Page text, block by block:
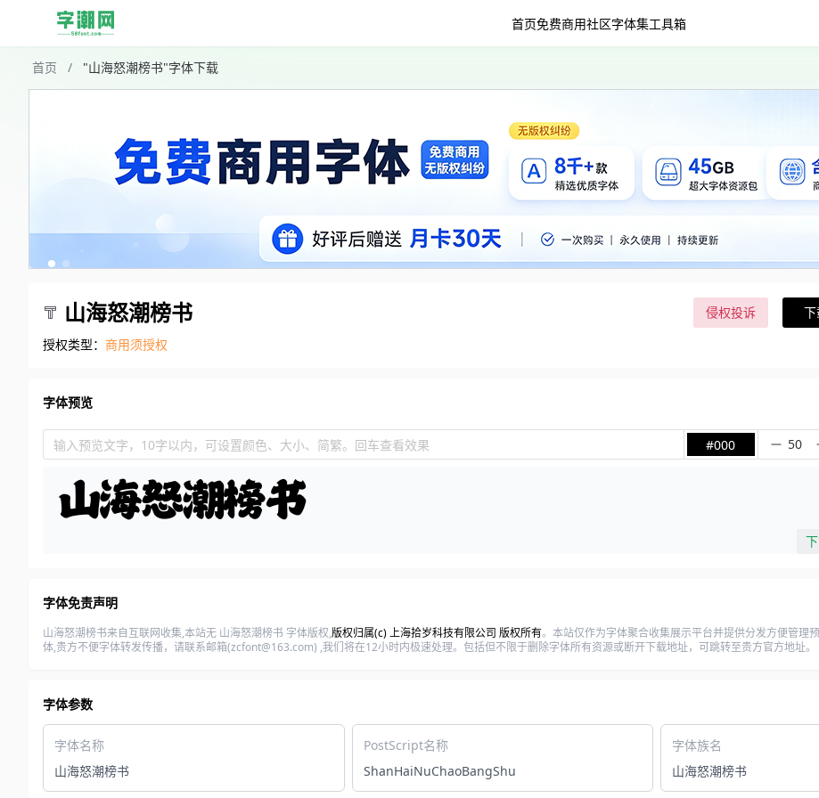
首页免费商用社区字体集工具箱
首页 / "山海怒潮榜书"字体下载
山海怒潮榜书 侵权投诉
下
授权类型： 商用须授权
字体预览
输入预览文字，10字以内，可设置颜色、大小、简繁。回车查看效果 #000
字体免责声明
山海怒潮榜书来自互联网收集,本站无 山海怒潮榜书 字体版权,版权归属(c) 上海拾岁科技有限公司 版权所有。本站仅作为字体聚合收集展示平台并提供分发方便管理
体,贵方不便字体转发传播，请联系邮箱(zcfont@163.com) ,我们将在12小时内极速处理。包括但不限于删除字体所有资源或断开下载地址，可跳转至贵方官方地址。
字体参数
字体名称
山海怒潮榜书
PostScript名称
ShanHaiNuChaoBangShu
字体族名
山海怒潮榜书